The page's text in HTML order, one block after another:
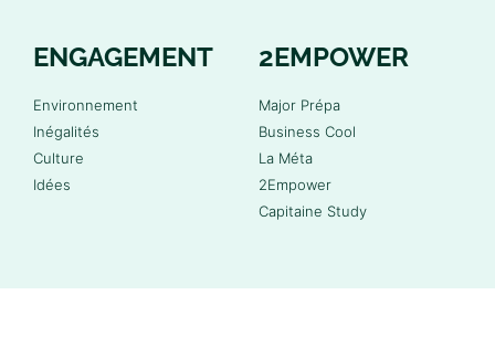
ENGAGEMENT
Environnement
Inégalités
Culture
Idées
2EMPOWER
Major Prépa
Business Cool
La Méta
2Empower
Capitaine Study